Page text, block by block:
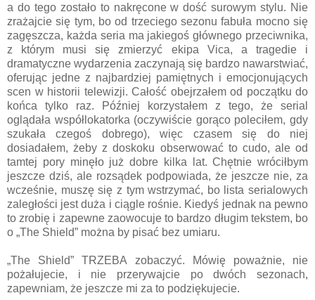
a do tego zostało to nakręcone w dość surowym stylu. Nie
zrażajcie się tym, bo od trzeciego sezonu fabuła mocno się
zagęszcza, każda seria ma jakiegoś głównego przeciwnika,
z którym musi się zmierzyć ekipa Vica, a tragedie i
dramatyczne wydarzenia zaczynają się bardzo nawarstwiać,
oferując jedne z najbardziej pamiętnych i emocjonujących
scen w historii telewizji. Całość obejrzałem od początku do
końca tylko raz. Później korzystałem z tego, że serial
oglądała współlokatorka (oczywiście gorąco poleciłem, gdy
szukała czegoś dobrego), więc czasem się do niej
dosiadałem, żeby z doskoku obserwować to cudo, ale od
tamtej pory minęło już dobre kilka lat. Chętnie wróciłbym
jeszcze dziś, ale rozsądek podpowiada, że jeszcze nie, za
wcześnie, muszę się z tym wstrzymać, bo lista serialowych
zaległości jest duża i ciągle rośnie. Kiedyś jednak na pewno
to zrobię i zapewne zaowocuje to bardzo długim tekstem, bo
o „The Shield” można by pisać bez umiaru.
„The Shield” TRZEBA zobaczyć. Mówię poważnie, nie
pożałujecie, i nie przerywajcie po dwóch sezonach,
zapewniam, że jeszcze mi za to podziękujecie.